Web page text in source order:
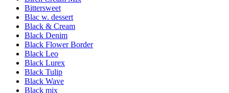
Bittersweet
Blac w. dessert
Black & Cream
Black Denim
Black Flower Border
Black Leo
Black Lurex
Black Tulip
Black Wave
Black mix